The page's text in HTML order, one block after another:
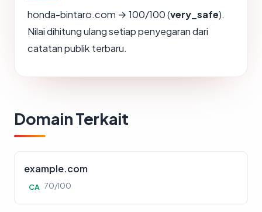
honda-bintaro.com → 100/100 (very_safe).
Nilai dihitung ulang setiap penyegaran dari
catatan publik terbaru.
Domain Terkait
example.com
CA 70/100